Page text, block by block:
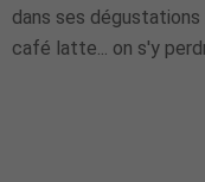
dans ses
café latte... on s'y